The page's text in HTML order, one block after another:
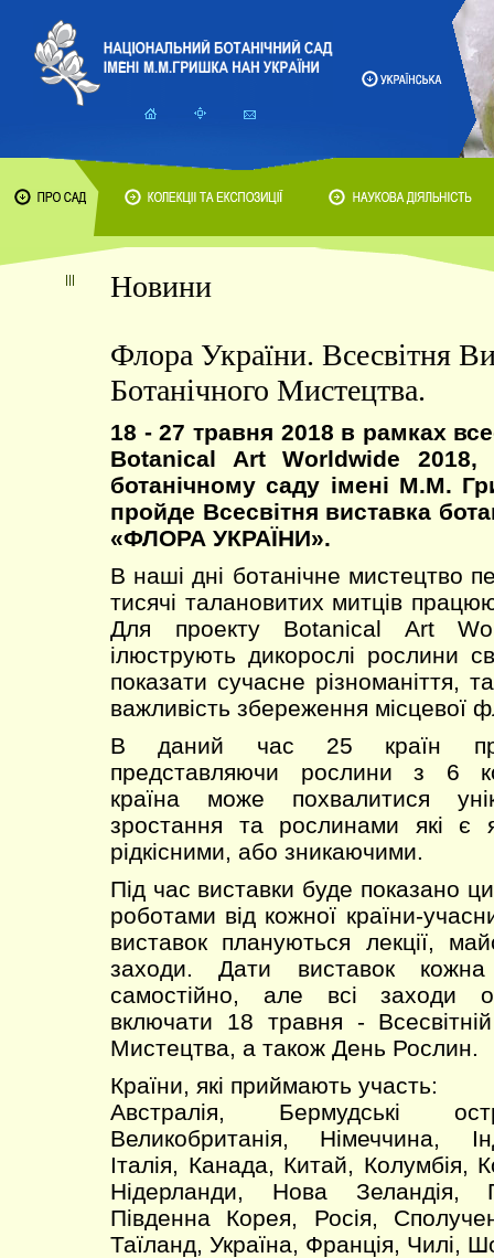
Новини
Флора України. Всесвітня
Ботанічного Мистецтва.
18 - 27 травня 2018 в рамках
Botanical Art Worldwide 2018,
ботанічному саду імені М.М.
пройде Всесвітня виставка
«ФЛОРА УКРАЇНИ».
В наші дні ботанічне мистецтво
тисячі талановитих митців
Для проекту Botanical Art
ілюструють дикорослі рослини
показати сучасне різноманіття,
важливість збереження місцевої
В даний час 25 країн
представляючи рослини з 6
країна може похвалитися
зростання та рослинами які є
рідкісними, або зникаючими.
Під час виставки буде показано
роботами від кожної країни-
виставок плануються лекції,
заходи. Дати виставок кожна
самостійно, але всі заходи
включати 18 травня -
Мистецтва, а також День Рослин.
Країни, які приймають участь:
Австралія, Бермудські
Великобританія, Німеччина,
Італія, Канада, Китай, Колумбія,
Нідерланди, Нова Зеландія,
Південна Корея, Росія,
Таїланд, Україна, Франція, Чилі,